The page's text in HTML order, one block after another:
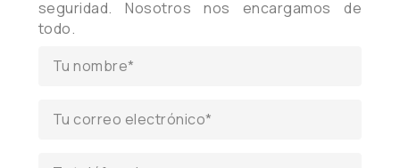
seguridad. Nosotros nos encargamos de
todo.